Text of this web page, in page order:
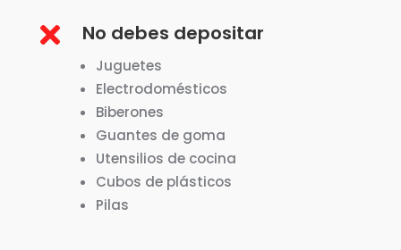
 No debes depositar
Juguetes
Electrodomésticos
Biberones
Guantes de goma
Utensilios de cocina
Cubos de plásticos
Pilas